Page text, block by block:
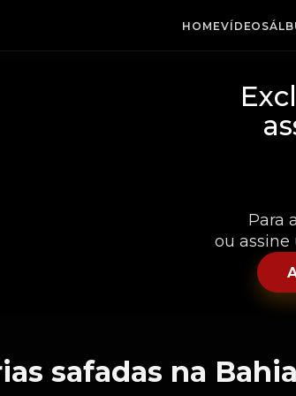
HOMEVÍDEOS
Para
ou assine
safadas na